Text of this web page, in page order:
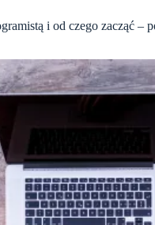
i od czego zacząć –